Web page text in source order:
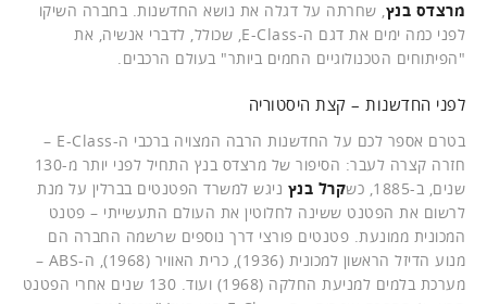
מרצדס בנץ, שחרתה על דגלה את נושא החדשנות. בחברה השיקו
לפני כמה ימים את דגם ה-E-Class, שכולל, לדברי אנשיה, את
"הפיתוחים הטכנולוגיים החמים ביותר" בעולם הרכבים.
לפני החדשנות – קצת היסטוריה
בטרם אספר לכם על החדשנות הרבה המצויה ברכבי ה-E-Class –
חזרה קצרה לעבר: הסיפור של מרצדס בנץ התחיל לפני יותר מ-130
שנים, ב-1885, כש
קרל בנץ ניגש למשרד הפטנטים בברלין על מנת
לרשום את הפטנט ששינה לחלוטין את העולם התעשייתי – פטנט
המכונית ממונעת. פטנטים פורצי דרך נוספים שרשמה החברה הם
מנוע הדיזל הראשון למכונית (1936), כרית האוויר (1968), ה-ABS –
מערכת בלמים למניעת החלקה (1968) ועוד. 130 שנים אחרי הפטנט